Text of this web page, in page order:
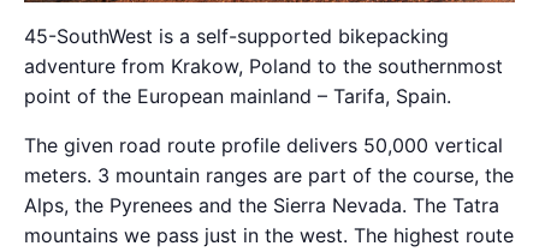
45-SouthWest is a self-supported bikepacking
adventure from Krakow, Poland to the southernmost
point of the European mainland – Tarifa, Spain.
The given road route profile delivers 50,000 vertical
meters. 3 mountain ranges are part of the course, the
Alps, the Pyrenees and the Sierra Nevada. The Tatra
mountains we pass just in the west. The highest route